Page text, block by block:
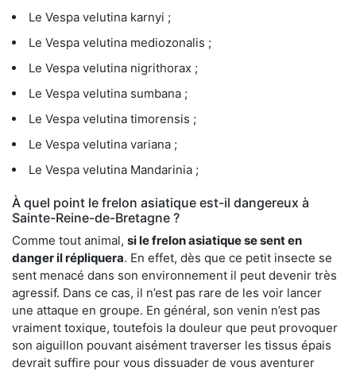
Le Vespa velutina karnyi ;
Le Vespa velutina mediozonalis ;
Le Vespa velutina nigrithorax ;
Le Vespa velutina sumbana ;
Le Vespa velutina timorensis ;
Le Vespa velutina variana ;
Le Vespa velutina Mandarinia ;
À quel point le frelon asiatique est-il dangereux à
Sainte-Reine-de-Bretagne ?
Comme tout animal, si le frelon asiatique se sent en
danger il répliquera. En effet, dès que ce petit insecte se
sent menacé dans son environnement il peut devenir très
agressif. Dans ce cas, il n’est pas rare de les voir lancer
une attaque en groupe. En général, son venin n’est pas
vraiment toxique, toutefois la douleur que peut provoquer
son aiguillon pouvant aisément traverser les tissus épais
devrait suffire pour vous dissuader de vous aventurer